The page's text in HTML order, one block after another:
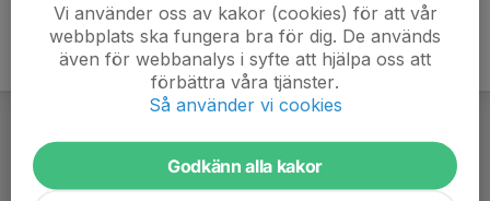
Vi använder oss av kakor (cookies) för att vår
webbplats ska fungera bra för dig. De används
även för webbanalys i syfte att hjälpa oss att
förbättra våra tjänster.
Så använder vi cookies
Godkänn alla kakor